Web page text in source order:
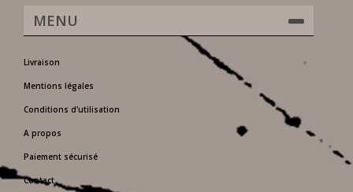
MENU
Livraison
Mentions légales
Conditions d'utilisation
A propos
Paiement sécurisé
Contact